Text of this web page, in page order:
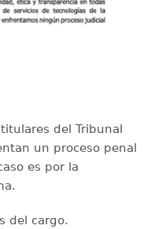
del Tribunal
un proceso penal
es por la
del cargo.